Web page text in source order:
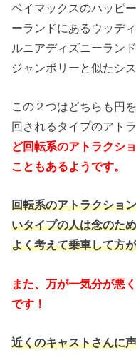
ベイマックスのハッピ
ーランドにあるウッデ
ルニアディズニーラン
ジャンボリーと似たシ
この２つはどちらも円
回されるタイプのアト
ど回転系のアトラクシ
こともあるようです。
回転系のアトラクショ
いタイプの人は念のた
よく考えて乗車して方
また、万が一気分が悪
です！
近くのキャストさんに